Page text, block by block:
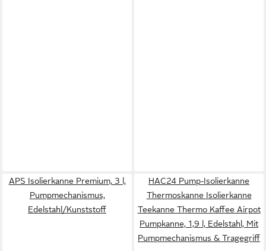
APS Isolierkanne Premium, 3 l,
Pumpmechanismus,
Edelstahl/Kunststoff
HAC24 Pump-Isolierkanne
Thermoskanne Isolierkanne
Teekanne Thermo Kaffee Airpot
Pumpkanne, 1,9 l, Edelstahl, Mit
Pumpmechanismus & Tragegriff